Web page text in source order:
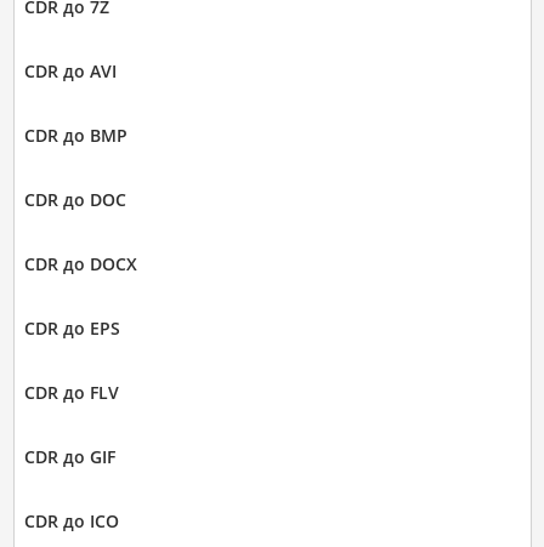
CDR до 7Z
CDR до AVI
CDR до BMP
CDR до DOC
CDR до DOCX
CDR до EPS
CDR до FLV
CDR до GIF
CDR до ICO